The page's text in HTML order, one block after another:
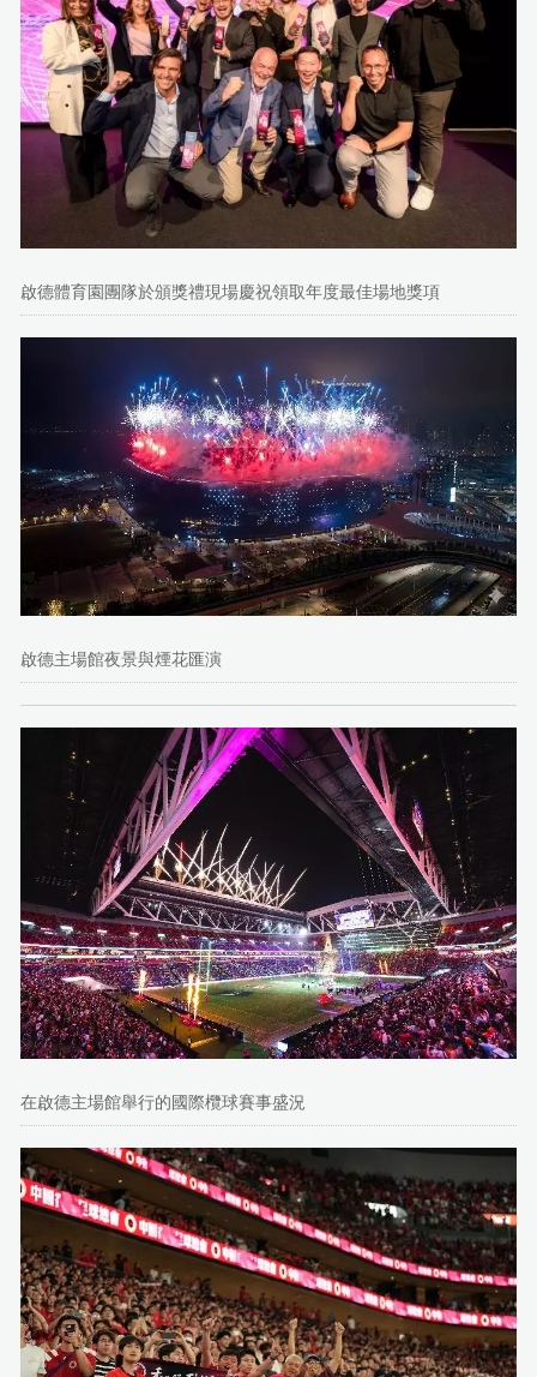
啟德體育園團隊於頒獎禮現場慶祝領取年度最佳場地獎項
啟德主場館夜景與煙花匯演
在啟德主場館舉行的國際欖球賽事盛況